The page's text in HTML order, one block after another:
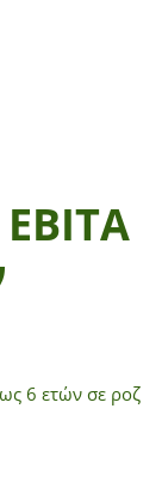
6 ετών σε ροζ